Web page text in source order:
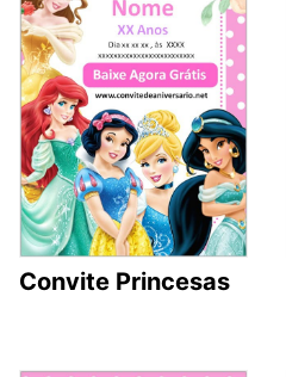
Convite Princesas